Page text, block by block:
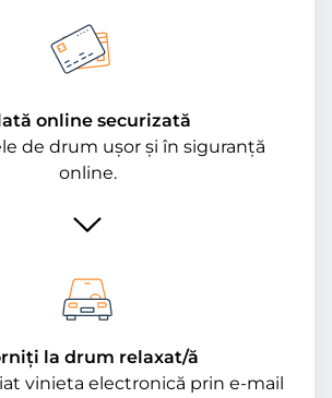
online securizată
de drum ușor și în siguranță
online.
la drum relaxat/ă
vinieta electronică prin e-mail